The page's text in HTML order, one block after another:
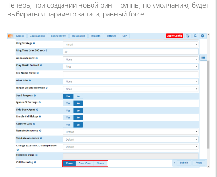
Теперь, при создании новой ринг группы, по умолчанию, будет
выбираться параметр записи, равный force.